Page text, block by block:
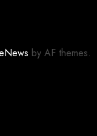
by AF themes.